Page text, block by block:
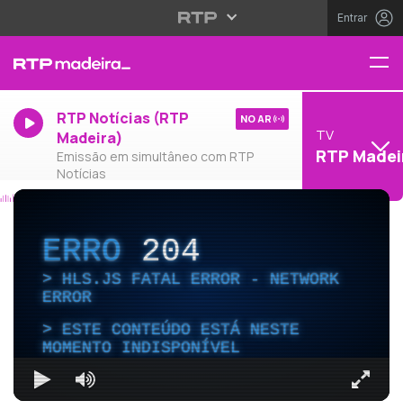
Entrar
RTP Notícias (RTP
Madeira)
Emissão em simultâneo com RTP
Notícias
NO AR
TV
RTP
ERRO204
HLS.JS FATAL ERROR - NETWORK
ERROR
ESTE CONTEÚDO ESTÁ NESTE
MOMENTO INDISPONÍVEL